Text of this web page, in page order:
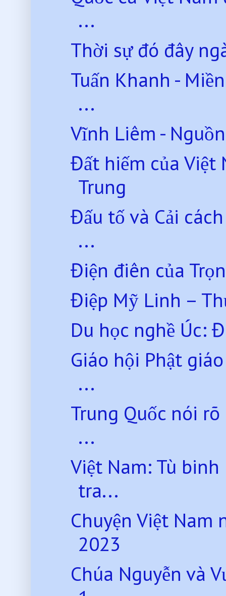
...
Thời sự đó đây
Tuấn Khanh -
...
Vĩnh Liêm -
Đất hiếm của Việt
Trung
Đấu tố và Cải
...
Điện điên của
Điệp Mỹ Linh –
Du học nghề Úc:
Giáo hội Phật
...
Trung Quốc nói
...
Việt Nam: Tù
tra...
Chuyện Việt Nam
2023
Chúa Nguyễn và